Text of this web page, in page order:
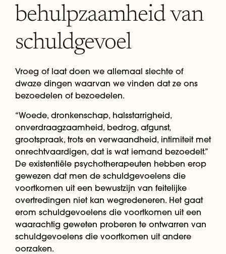
behulpzaamheid van
schuldgevoel
Vroeg of laat doen we allemaal slechte of
dwaze dingen waarvan we vinden dat ze ons
bezoedelen of bezoedelen.
“Woede, dronkenschap, halsstarrigheid,
onverdraagzaamheid, bedrog, afgunst,
grootspraak, trots en verwaandheid, intimiteit met
onrechtvaardigen, dat is wat iemand bezoedelt.”
De existentiële psychotherapeuten hebben erop
gewezen dat men de schuldgevoelens die
voortkomen uit een bewustzijn van feitelijke
overtredingen niet kan wegredeneren. Het gaat
erom schuldgevoelens die voortkomen uit een
waarachtig geweten proberen te ontwarren van
schuldgevoelens die voortkomen uit andere
oorzaken.